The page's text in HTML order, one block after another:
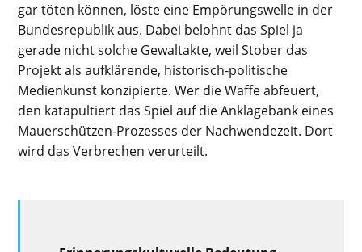
gar töten können, löste eine Empörungswelle in der
Bundesrepublik aus. Dabei belohnt das Spiel ja
gerade nicht solche Gewaltakte, weil Stober das
Projekt als aufklärende, historisch-politische
Medienkunst konzipierte. Wer die Waffe abfeuert,
den katapultiert das Spiel auf die Anklagebank eines
Mauerschützen-Prozesses der Nachwendezeit. Dort
wird das Verbrechen verurteilt.